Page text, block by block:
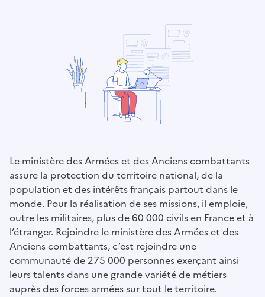
Le ministère des Armées et des Anciens combattants
assure la protection du territoire national, de la
population et des intérêts français partout dans le
monde. Pour la réalisation de ses missions, il emploie,
outre les militaires, plus de 60 000 civils en France et à
l’étranger. Rejoindre le ministère des Armées et des
Anciens combattants, c’est rejoindre une
communauté de 275 000 personnes exerçant ainsi
leurs talents dans une grande variété de métiers
auprès des forces armées sur tout le territoire.